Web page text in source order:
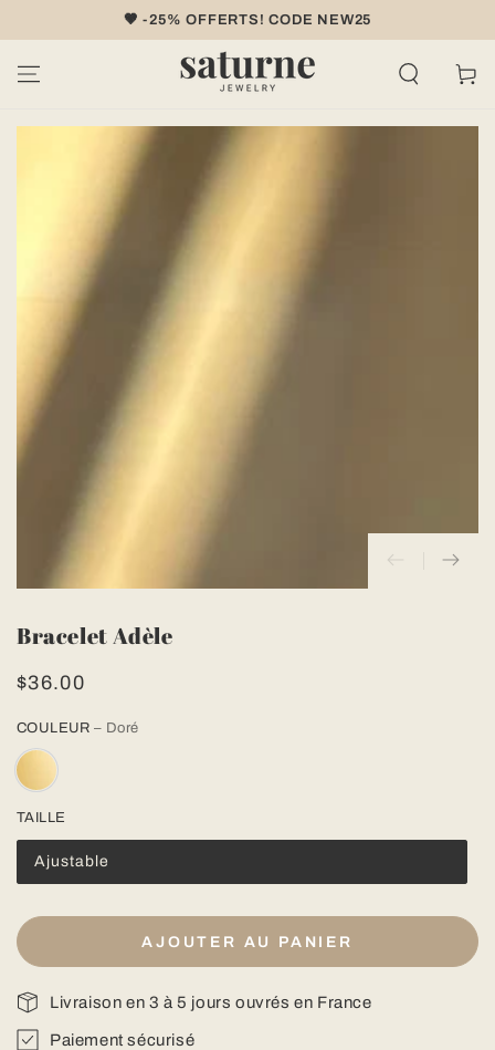
IGNORER LE🤎 -25% OFFERTS! CODE NEW25
Panier
Bracelet Adèle
Prix
$36.00
COULEUR– Doré
TAILLE
Ajustable
AJOUTER AU PANIER
Livraison en 3 à 5 jours ouvrés en France
Paiement sécurisé